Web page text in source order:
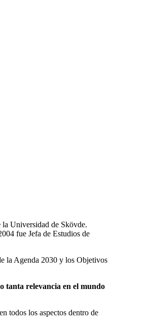
la Universidad de Skövde.
fue Jefa de Estudios de
la Agenda 2030 y los Objetivos
tanta relevancia en el mundo
todos los aspectos dentro de